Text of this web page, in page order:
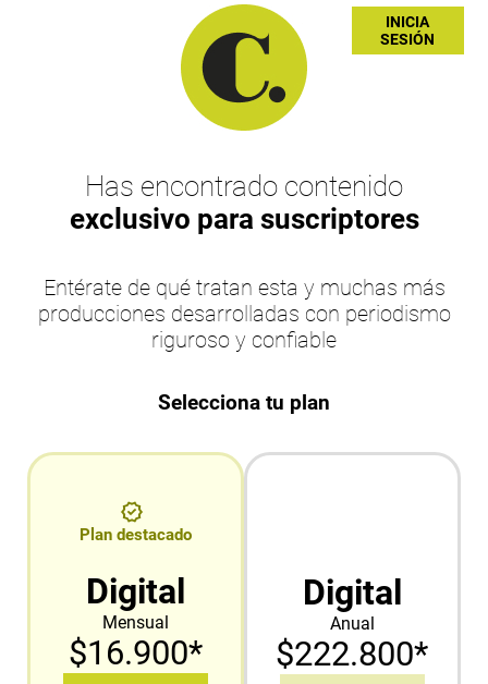
INICIA
SESIÓN
Has encontrado contenido
exclusivo para suscriptores
Entérate de qué tratan esta y muchas más
producciones desarrolladas con periodismo
riguroso y confiable
Selecciona tu plan
Plan destacado
Digital
Mensual
$16.900*
Digital
Anual
$222.800*